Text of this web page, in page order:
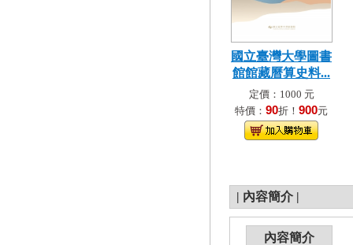
國立臺灣大學圖書
館館藏曆算史料...
定價：1000 元
特價： 90折！ 900元
| 內容簡介 |
內容簡介